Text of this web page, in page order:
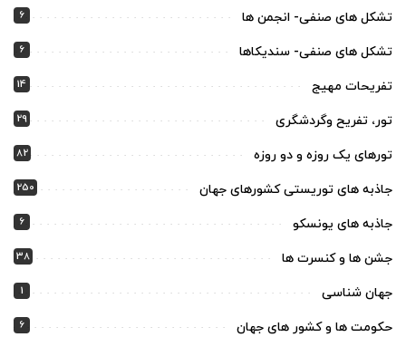
تشکل های صنفی- انجمن ها 6
تشکل های صنفی- سندیکاها 6
تفریحات مهیج 14
تور، تفریح وگردشگری 29
تورهای یک روزه و دو روزه 82
جاذبه های توریستی کشورهای جهان 250
جاذبه های یونسکو 6
جشن ها و کنسرت ها 38
جهان شناسی 1
حکومت ها و کشور های جهان 6